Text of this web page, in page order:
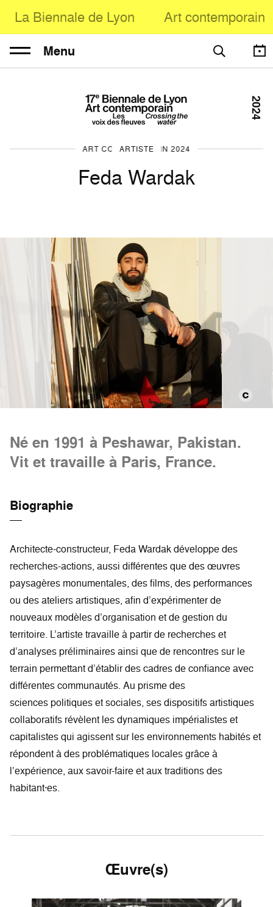
La Biennale de Lyon Art contemporain
Menu
ART CONTEMPORAIN 2024
ARTISTE
Feda Wardak
2024
Né en 1991 à Peshawar, Pakistan.
Vit et travaille à Paris, France.
Biographie
Architecte-constructeur, Feda Wardak développe des
recherches-actions, aussi différentes que des œuvres
paysagères monumentales, des films, des performances
ou des ateliers artistiques, afin d’expérimenter de
nouveaux modèles d’organisation et de gestion du
territoire. L’artiste travaille à partir de recherches et
d’analyses préliminaires ainsi que de rencontres sur le
terrain permettant d’établir des cadres de confiance avec
différentes communautés. Au prisme des
sciences politiques et sociales, ses dispositifs artistiques
collaboratifs révèlent les dynamiques impérialistes et
capitalistes qui agissent sur les environnements habités et
répondent à des problématiques locales grâce à
l’expérience, aux savoir-faire et aux traditions des
habitant·es.
Œuvre(s)